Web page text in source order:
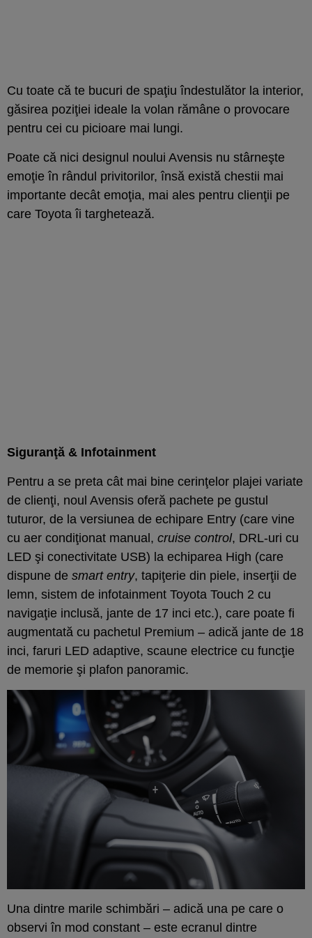
Cu toate că te bucuri de spaţiu îndestulător la interior,
găsirea poziţiei ideale la volan rămâne o provocare
pentru cei cu picioare mai lungi.
Poate că nici designul noului Avensis nu stârneşte
emoţie în rândul privitorilor, însă există chestii mai
importante decât emoţia, mai ales pentru clienţii pe
care Toyota îi targhetează.
Siguranţă & Infotainment
Pentru a se preta cât mai bine cerinţelor plajei variate
de clienţi, noul Avensis oferă pachete pe gustul
tuturor, de la versiunea de echipare Entry (care vine
cu aer condiţionat manual, cruise control, DRL-uri cu
LED şi conectivitate USB) la echiparea High (care
dispune de smart entry, tapiţerie din piele, inserţii de
lemn, sistem de infotainment Toyota Touch 2 cu
navigaţie inclusă, jante de 17 inci etc.), care poate fi
augmentată cu pachetul Premium – adică jante de 18
inci, faruri LED adaptive, scaune electrice cu funcţie
de memorie şi plafon panoramic.
Una dintre marile schimbări – adică una pe care o
observi în mod constant – este ecranul dintre